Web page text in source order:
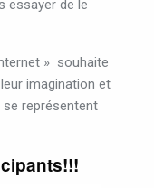
essayer de le
» souhaite
imagination et
représentent